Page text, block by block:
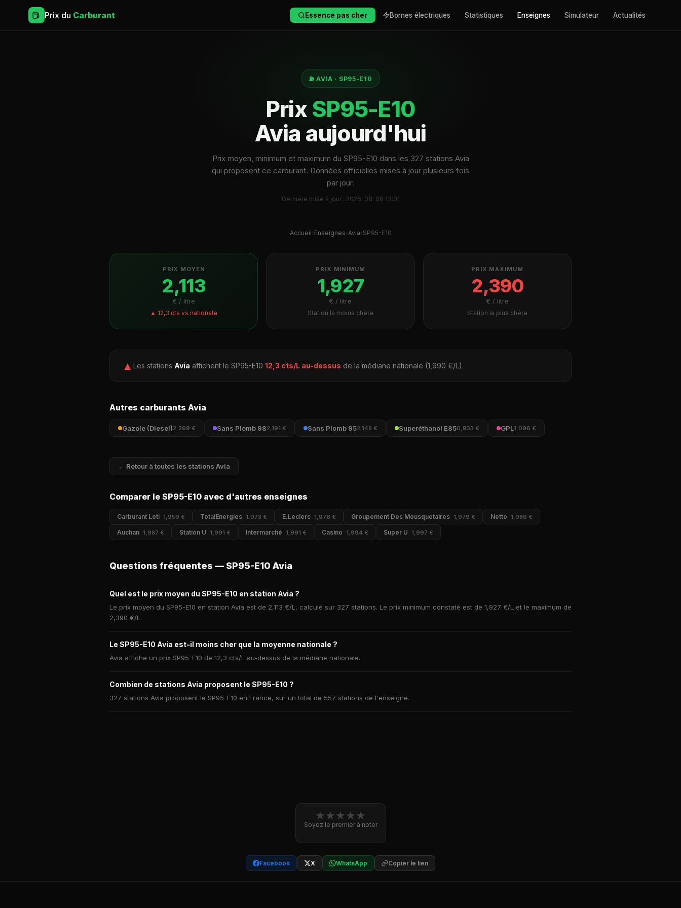
Prix du Carburant Essence pas cher Bornes électriques Statistiques Enseignes Simulateur Actualités
⛽ AVIA · SP95-E10
Prix SP95-E10
Avia aujourd'hui
Prix moyen, minimum et maximum du SP95-E10 dans les 327 stations Avia
qui proposent ce carburant. Données officielles mises à jour plusieurs fois
par jour.
Dernière mise à jour : 2026-08-06 13:01
Accueil› Enseignes›Avia› SP95-E10
PRIX MOYEN
2,113
€ / litre
▲ 12,3 cts vs nationale
PRIX MINIMUM
1,927
€ / litre
Station la moins chère
PRIX MAXIMUM
2,390
€ / litre
Station la plus chère
▲ Les stations Avia affichent le SP95-E10 12,3 cts/L au-dessus de la médiane nationale (1,990 €/L).
Autres carburants Avia
Gazole (Diesel)2,269 € Sans Plomb 982,191 € Sans Plomb 952,148 € Superéthanol E850,933 € GPL1,096 €
← Retour à toutes les stations Avia
Comparer le SP95-E10 avec d'autres enseignes
Carburant Loti 1,959 € TotalEnergies 1,973 € E.Leclerc 1,976 € Groupement Des Mousquetaires 1,979 € Netto 1,986 €
Auchan 1,987 € Station U 1,991 € Intermarché 1,991 € Casino 1,994 € Super U 1,997 €
Questions fréquentes — SP95-E10 Avia
Quel est le prix moyen du SP95-E10 en station Avia ?
Le prix moyen du SP95-E10 en station Avia est de 2,113 €/L, calculé sur 327 stations. Le prix minimum constaté est de 1,927 €/L et le maximum de
2,390 €/L.
Le SP95-E10 Avia est-il moins cher que la moyenne nationale ?
Avia affiche un prix SP95-E10 de 12,3 cts/L au-dessus de la médiane nationale.
Combien de stations Avia proposent le SP95-E10 ?
327 stations Avia proposent le SP95-E10 en France, sur un total de 557 stations de l'enseigne.
★★★★★
Soyez le premier à noter
Facebook X WhatsApp Copier le lien